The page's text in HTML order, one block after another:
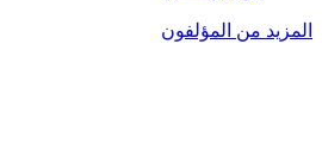
المزيد من المؤلفون